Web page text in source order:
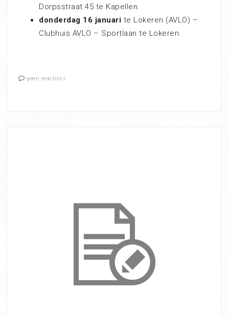
Dorpsstraat 45 te Kapellen.
donderdag 16 januari te Lokeren (AVLO) –
Clubhuis AVLO – Sportlaan te Lokeren.
geen reactiess